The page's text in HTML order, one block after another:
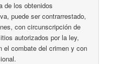
de los obtenidos
puede ser contrarrestado,
con circunscripción de
autorizados por la ley,
el combate del crimen y con